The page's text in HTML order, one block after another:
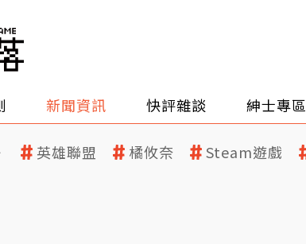
新聞資訊 快評雜談 紳士專區
英雄聯盟 橘攸奈 Steam遊戲